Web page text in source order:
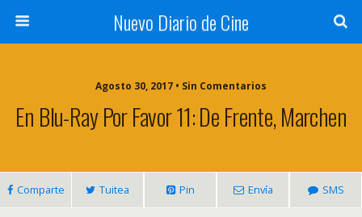
Nuevo Diario de Cine
Agosto 30, 2017 • Sin Comentarios
En Blu-Ray Por Favor 11: De Frente, Marchen
Comparte Tuitea Pin Envía SMS